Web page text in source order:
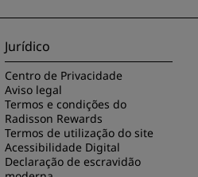
Jurídico
Centro de Privacidade
Aviso legal
Termos e condições do
Radisson Rewards
Termos de utilização do site
Acessibilidade Digital
Declaração de escravidão